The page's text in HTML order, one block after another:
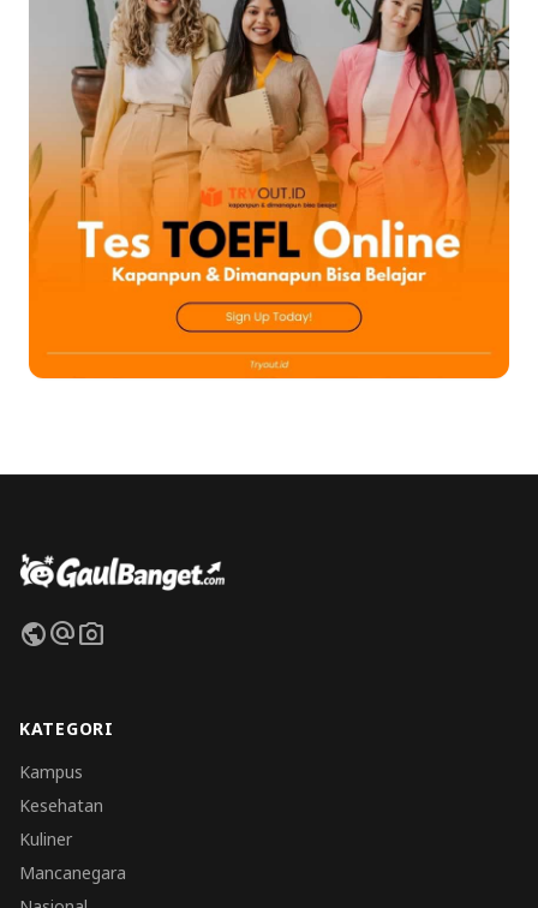
publicalternate_emailphoto_camera
KATEGORI
Kampus
Kesehatan
Kuliner
Mancanegara